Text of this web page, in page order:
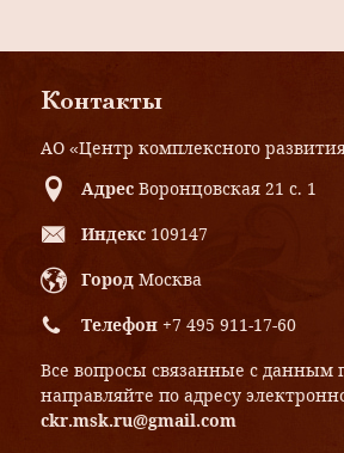
Контакты
АО «Центр комплексного
Адрес Воронцовская 21 с. 1
Индекс 109147
Город Москва
Телефон +7 495 911-17-60
Все вопросы связанные с данным
направляйте по адресу
ckr.msk.ru@gmail.com